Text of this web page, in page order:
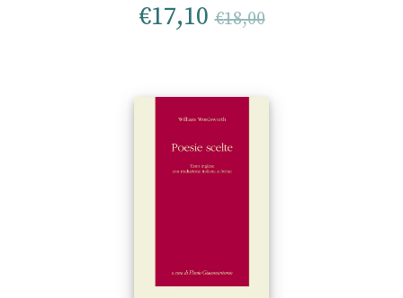
€17,10 €18,00